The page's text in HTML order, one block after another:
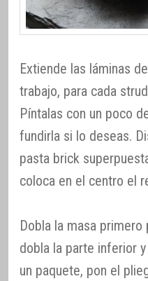
Extiende las láminas
trabajo, para cada
Píntalas con un poco
fundirla si lo deseas.
pasta brick
coloca en el centro el
Dobla la masa
dobla la parte inferior
un paquete, pon el